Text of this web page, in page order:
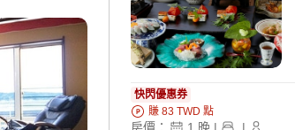
快閃優惠券
賺 83 TWD 點
房價： 1 晚 | |